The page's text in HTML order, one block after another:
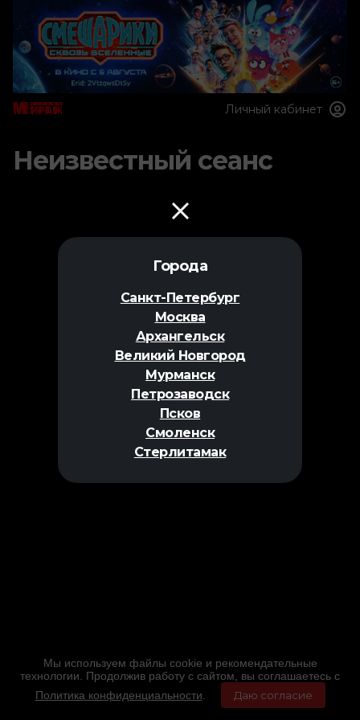
Города
Санкт-Петербург
Москва
Архангельск
Великий Новгород
Мурманск
Петрозаводск
Псков
Смоленск
Стерлитамак
Личный кабинет
Неизвестный сеанс
Мы используем файлы cookie и рекомендательные
технологии. Продолжив работу с сайтом, вы соглашаетесь с
Политика конфиденциальности
Даю согласие